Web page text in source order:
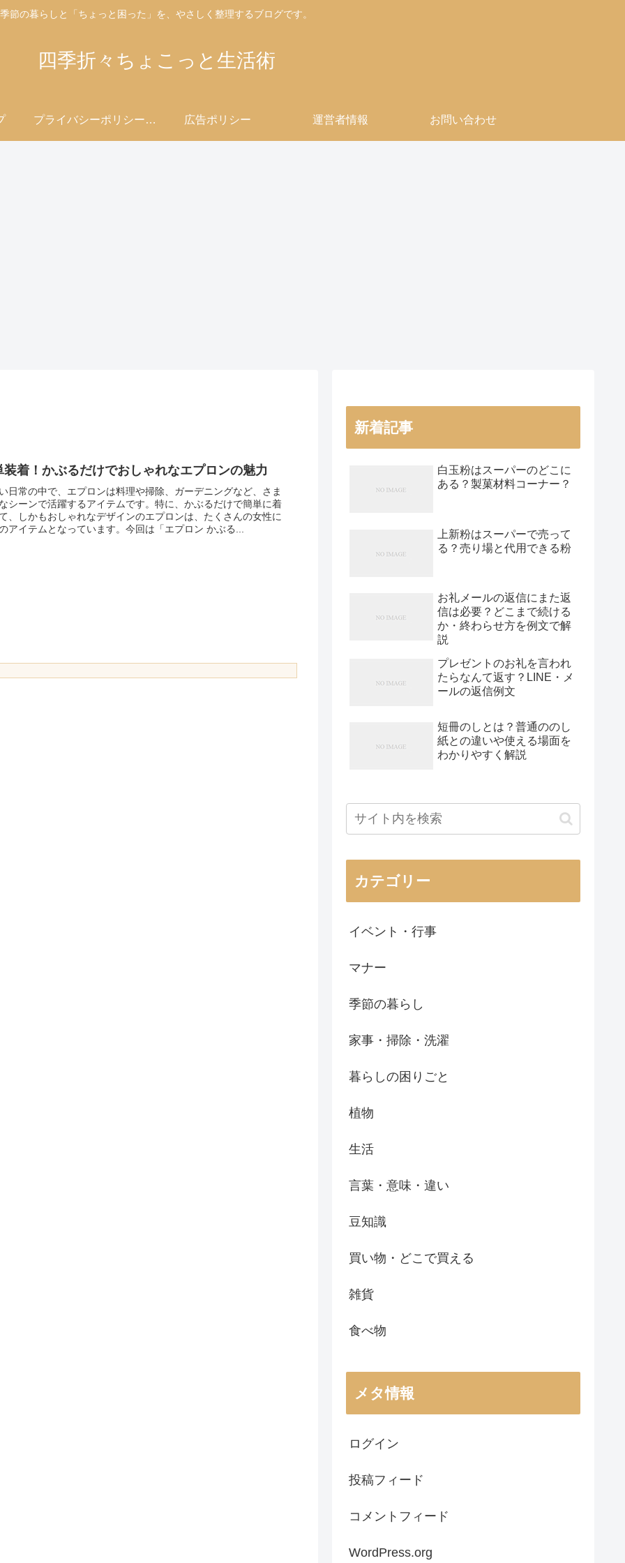
季節の暮らしと「ちょっと困った」を、やさしく整理するブログです。
四季折々ちょこっと生活術
プライバシーポリシー・免責事項 広告ポリシー 運営者情報 お問い合わせ
装着！かぶるだけでおしゃれなエプロンの魅力
日常の中で、エプロンは料理や掃除、ガーデニングなど、さま
シーンで活躍するアイテムです。特に、かぶるだけで簡単に着
、しかもおしゃれなデザインのエプロンは、たくさんの女性に
アイテムとなっています。今回は「エプロン かぶる...
新着記事
白玉粉はスーパーのどこに
ある？製菓材料コーナー？
上新粉はスーパーで売って
る？売り場と代用できる粉
お礼メールの返信にまた返
信は必要？どこまで続ける
か・終わらせ方を例文で解
説
プレゼントのお礼を言われ
たらなんて返す？LINE・メ
ールの返信例文
短冊のしとは？普通ののし
紙との違いや使える場面を
わかりやすく解説
カテゴリー
イベント・行事
マナー
季節の暮らし
家事・掃除・洗濯
暮らしの困りごと
植物
生活
言葉・意味・違い
豆知識
買い物・どこで買える
雑貨
食べ物
メタ情報
ログイン
投稿フィード
コメントフィード
WordPress.org